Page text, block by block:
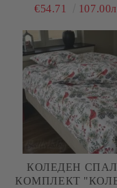
100% ПАМУК/
€54.71
КОЛЕДЕН
КОМПЛЕКТ